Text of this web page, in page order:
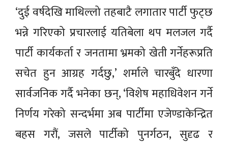
‘दुई वर्षदेखि माथिल्लो तहबाटै लगातार पार्टी फुट्छ
भन्ने गरिएको प्रचारलाई यतिबेला थप मलजल गर्दै
पार्टी कार्यकर्ता र जनतामा भ्रमको खेती गर्नेहरूप्रति
सचेत हुन आग्रह गर्दछु,’ शर्माले चारबुँदे धारणा
सार्वजनिक गर्दै भनेका छन्, ‘विशेष महाधिवेशन गर्ने
निर्णय गरेको सन्दर्भमा अब पार्टीमा एजेण्डाकेन्द्रित
बहस गरौं, जसले पार्टीको पुनर्गठन, सुदृढ र